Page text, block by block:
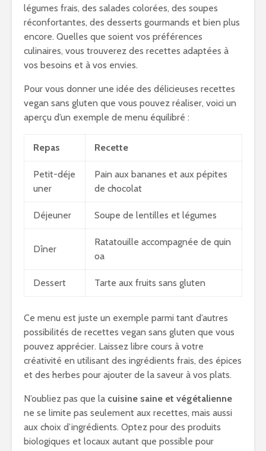
légumes frais, des salades colorées, des soupes
réconfortantes, des desserts gourmands et bien plus
encore. Quelles que soient vos préférences
culinaires, vous trouverez des recettes adaptées à
vos besoins et à vos envies.
Pour vous donner une idée des délicieuses recettes
vegan sans gluten que vous pouvez réaliser, voici un
aperçu d’un exemple de menu équilibré :
Repas Recette
Petit-déje
uner
Pain aux bananes et aux pépites
de chocolat
Déjeuner Soupe de lentilles et légumes
Dîner
Ratatouille accompagnée de quin
oa
Dessert Tarte aux fruits sans gluten
Ce menu est juste un exemple parmi tant d’autres
possibilités de recettes vegan sans gluten que vous
pouvez apprécier. Laissez libre cours à votre
créativité en utilisant des ingrédients frais, des épices
et des herbes pour ajouter de la saveur à vos plats.
N’oubliez pas que la cuisine saine et végétalienne
ne se limite pas seulement aux recettes, mais aussi
aux choix d’ingrédients. Optez pour des produits
biologiques et locaux autant que possible pour